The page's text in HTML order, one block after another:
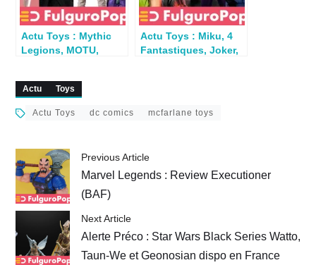
Actu Toys : Mythic
Legions, MOTU,
Four, John Wick… en
préco
Actu Toys : Miku, 4
Fantastiques, Joker,
Actu Toys
Actu Toys dc comics mcfarlane toys
Previous Article
Marvel Legends : Review Executioner
(BAF)
Next Article
Alerte Préco : Star Wars Black Series Watto,
Taun-We et Geonosian dispo en France